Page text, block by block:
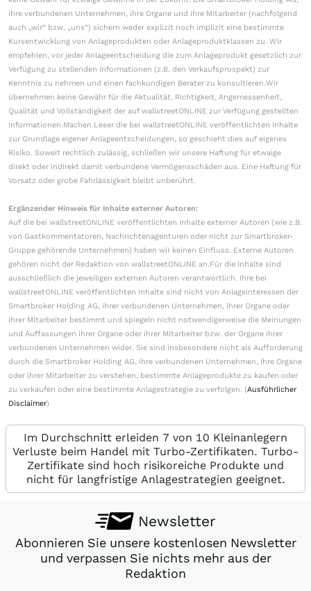
ihre verbundenen Unternehmen, ihre Organe und ihre Mitarbeiter (nachfolgend
auch „wir“ bzw. „uns“) sichern weder explizit noch implizit eine bestimmte
Kursentwicklung von Anlageprodukten oder Anlageproduktklassen zu. Wir
empfehlen, vor jeder Anlageentscheidung die zum Anlageprodukt gesetzlich zur
Verfügung zu stellenden Informationen (z.B. den Verkaufsprospekt) zur
Kenntnis zu nehmen und einen fachkundigen Berater zu konsultieren.Wir
übernehmen keine Gewähr für die Aktualität, Richtigkeit, Angemessenheit,
Qualität und Vollständigkeit der auf wallstreetONLINE zur Verfügung gestellten
Informationen.Machen Leser die bei wallstreetONLINE veröffentlichten Inhalte
zur Grundlage eigener Anlageentscheidungen, so geschieht dies auf eigenes
Risiko. Soweit rechtlich zulässig, schließen wir unsere Haftung für etwaige
direkt oder indirekt damit verbundene Vermögensschäden aus. Eine Haftung für
Vorsatz oder grobe Fahrlässigkeit bleibt unberührt.
Ergänzender Hinweis für Inhalte externer Autoren:
Auf die bei wallstreetONLINE veröffentlichten Inhalte externer Autoren (wie z.B.
von Gastkommentatoren, Nachrichtenagenturen oder nicht zur Smartbroker-
Gruppe gehörende Unternehmen) haben wir keinen Einfluss. Externe Autoren
gehören nicht der Redaktion von wallstreetONLINE an.Für die Inhalte sind
ausschließlich die jeweiligen externen Autoren verantwortlich. Ihre bei
wallstreetONLINE veröffentlichten Inhalte sind nicht von Anlageinteressen der
Smartbroker Holding AG, ihrer verbundenen Unternehmen, ihrer Organe oder
ihrer Mitarbeiter bestimmt und spiegeln nicht notwendigerweise die Meinungen
und Auffassungen ihrer Organe oder ihrer Mitarbeiter bzw. der Organe ihrer
verbundenen Unternehmen wider. Sie sind insbesondere nicht als Aufforderung
durch die Smartbroker Holding AG, ihre verbundenen Unternehmen, ihre Organe
oder ihrer Mitarbeiter zu verstehen, bestimmte Anlageprodukte zu kaufen oder
zu verkaufen oder eine bestimmte Anlagestrategie zu verfolgen. (Ausführlicher
Disclaimer)
Im Durchschnitt erleiden 7 von 10 Kleinanlegern
Verluste beim Handel mit Turbo-Zertifikaten. Turbo-
Zertifikate sind hoch risikoreiche Produkte und
nicht für langfristige Anlagestrategien geeignet.
Newsletter
Abonnieren Sie unsere kostenlosen Newsletter
und verpassen Sie nichts mehr aus der
Redaktion